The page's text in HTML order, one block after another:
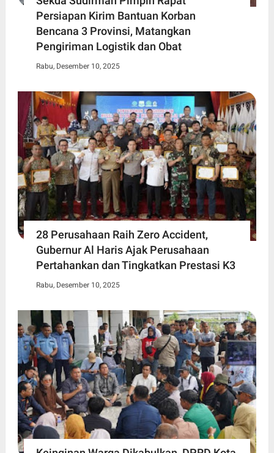
Persiapan Kirim Bantuan Korban
Bencana 3 Provinsi, Matangkan
Pengiriman Logistik dan Obat
Rabu, Desember 10, 2025
28 Perusahaan Raih Zero Accident,
Gubernur Al Haris Ajak Perusahaan
Pertahankan dan Tingkatkan Prestasi K3
Rabu, Desember 10, 2025